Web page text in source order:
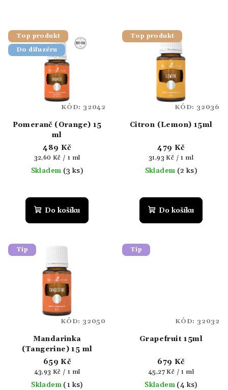
Top produkt
Do difuzéru
Pomeranč (Orange) 15
ml
489 Kč
Měrná
cena:
32,60 Kč / 1 ml
Skladem (3 ks)
hodnocení
produktu
5
Do košíku
KÓD: 32042
Top produkt
Citron (Lemon) 15ml
479 Kč
Měrná
cena:
31,93 Kč / 1 ml
Skladem (2 ks)
Do košíku
KÓD: 32036
Tip
Mandarinka
(Tangerine) 15 ml
659 Kč
Měrná
cena:
43,93 Kč / 1 ml
Skladem (1 ks)
KÓD: 32050
Tip
Grapefruit 15ml
679 Kč
Měrná
cena:
45,27 Kč / 1 ml
Skladem (4 ks)
KÓD: 32032